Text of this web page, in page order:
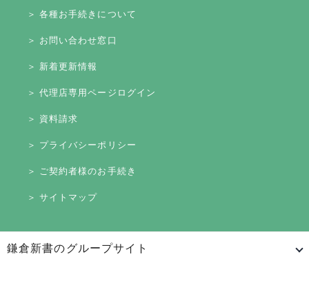
＞ 各種お手続きについて
＞ お問い合わせ窓口
＞ 新着更新情報
＞ 代理店専用ページログイン
＞ 資料請求
＞ プライバシーポリシー
＞ ご契約者様のお手続き
＞ サイトマップ
鎌倉新書のグループサイト